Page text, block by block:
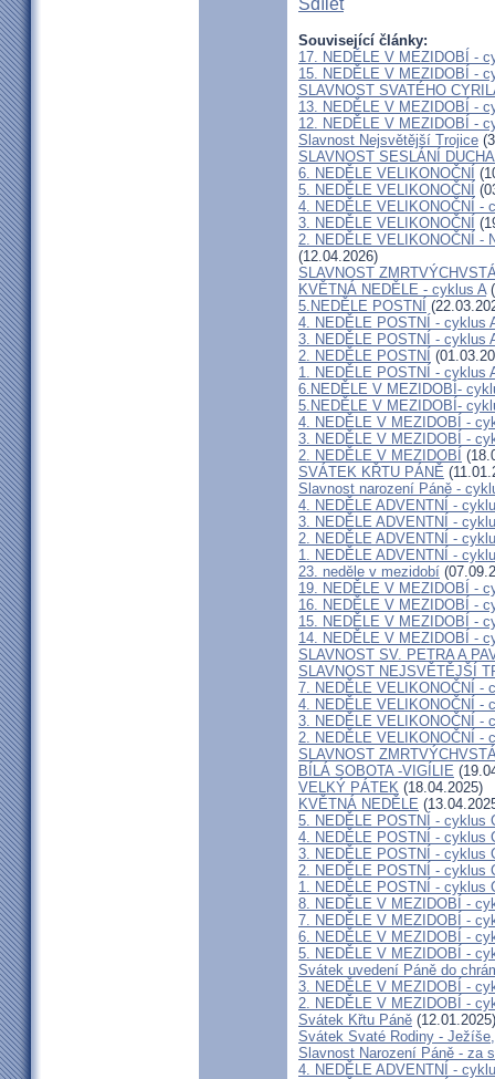
Sdílet
Související články:
17. NEDĚLE V MEZIDOBÍ -
15. NEDĚLE V MEZIDOBÍ -
SLAVNOST SVATÉHO
13. NEDĚLE V MEZIDOBÍ -
12. NEDĚLE V MEZIDOBÍ -
Slavnost Nejsvětější Trojice
SLAVNOST SESLÁNÍ
6. NEDĚLE VELIKONOČNÍ
5. NEDĚLE VELIKONOČNÍ
4. NEDĚLE VELIKONOČNÍ -
3. NEDĚLE VELIKONOČNÍ
2. NEDĚLE VELIKONOČNÍ -
(12.04.2026)
SLAVNOST
KVĚTNÁ NEDĚLE - cyklus A
5.NEDĚLE POSTNÍ
4. NEDĚLE POSTNÍ - cyklus
3. NEDĚLE POSTNÍ - cyklus
2. NEDĚLE POSTNÍ
1. NEDĚLE POSTNÍ - cyklus
6.NEDĚLE V MEZIDOBÍ-
5.NEDĚLE V MEZIDOBÍ-
4. NEDĚLE V MEZIDOBÍ -
3. NEDĚLE V MEZIDOBÍ -
2. NEDĚLE V MEZIDOBÍ
SVÁTEK KŘTU PÁNĚ
Slavnost narození Páně -
4. NEDĚLE ADVENTNÍ -
3. NEDĚLE ADVENTNÍ -
2. NEDĚLE ADVENTNÍ -
1. NEDĚLE ADVENTNÍ -
23. neděle v mezidobí
19. NEDĚLE V MEZIDOBÍ -
16. NEDĚLE V MEZIDOBÍ -
15. NEDĚLE V MEZIDOBÍ -
14. NEDĚLE V MEZIDOBÍ -
SLAVNOST SV. PETRA A
SLAVNOST NEJSVĚTĚJŠÍ
7. NEDĚLE VELIKONOČNÍ -
4. NEDĚLE VELIKONOČNÍ -
3. NEDĚLE VELIKONOČNÍ -
2. NEDĚLE VELIKONOČNÍ -
SLAVNOST
BÍLÁ SOBOTA -VIGÍLIE
VELKÝ PÁTEK (18.04.2025)
KVĚTNÁ NEDĚLE
5. NEDĚLE POSTNÍ - cyklus
4. NEDĚLE POSTNÍ - cyklus
3. NEDĚLE POSTNÍ - cyklus
2. NEDĚLE POSTNÍ - cyklus
1. NEDĚLE POSTNÍ - cyklus
8. NEDĚLE V MEZIDOBÍ -
7. NEDĚLE V MEZIDOBÍ -
6. NEDĚLE V MEZIDOBÍ -
5. NEDĚLE V MEZIDOBÍ -
Svátek uvedení Páně do
3. NEDĚLE V MEZIDOBÍ -
2. NEDĚLE V MEZIDOBÍ -
Svátek Křtu Páně (12.01.2025)
Svátek Svaté Rodiny -
Slavnost Narození Páně - za
4. NEDĚLE ADVENTNÍ -